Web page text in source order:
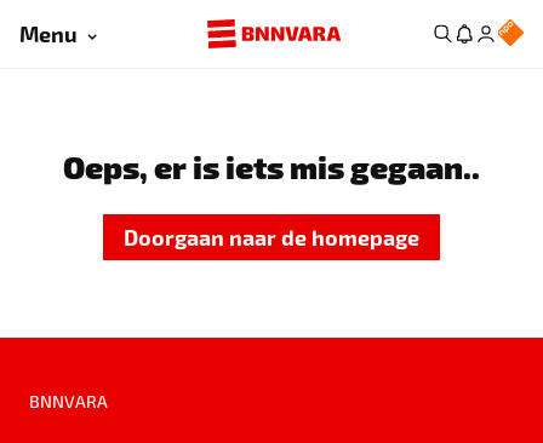
Menu
Oeps, er is iets mis gegaan..
Doorgaan naar de homepage
BNNVARA